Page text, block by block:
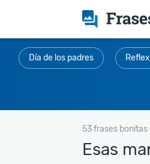
Día de los padres
53 frases
Esas